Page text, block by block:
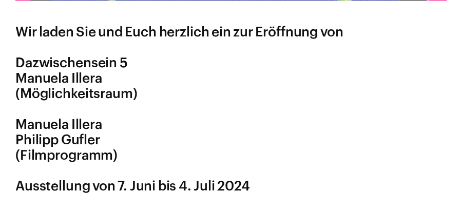
Wir laden Sie und Euch herzlich ein zur Eröffnung von
Dazwischensein 5
Manuela Illera
(Möglichkeitsraum)
Manuela Illera
Philipp Gufler
(Filmprogramm)
Ausstellung von 7. Juni bis 4. Juli 2024